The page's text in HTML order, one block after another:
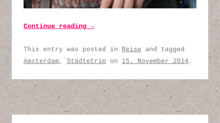
Continue reading →
This entry was posted in Reise and tagged
Amsterdam , Städtetrip on 15. November 2014 .